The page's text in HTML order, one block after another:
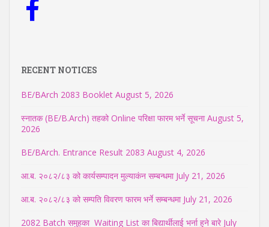
RECENT NOTICES
BE/BArch 2083 Booklet August 5, 2026
स्नातक (BE/B.Arch) तहको Online परिक्षा फारम भर्ने सूचना August 5,
2026
BE/BArch. Entrance Result 2083 August 4, 2026
आ.ब. २०८२/८३ को कार्यसम्पादन मुल्याकंन सम्बन्धमा July 21, 2026
आ.ब. २०८२/८३ को सम्पति विवरण फारम भर्ने सम्बन्धमा July 21, 2026
2082 Batch समुहका Waiting List का बिद्यार्थीलाई भर्ना हुने बारे July